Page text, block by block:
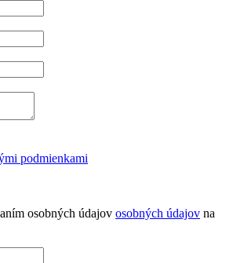
podmienkami
osobných údajov osobných údajov na